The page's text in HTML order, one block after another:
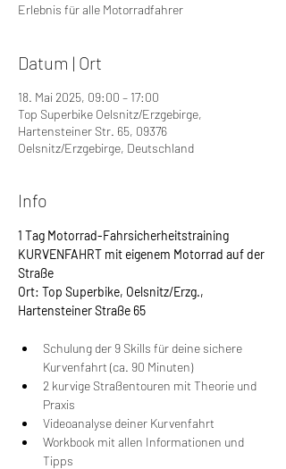
Erlebnis für alle Motorradfahrer
Datum | Ort
18. Mai 2025, 09:00 – 17:00
Top Superbike Oelsnitz/Erzgebirge,
Hartensteiner Str. 65, 09376
Oelsnitz/Erzgebirge, Deutschland
Info
1 Tag Motorrad-Fahrsicherheitstraining
KURVENFAHRT mit eigenem Motorrad auf der
Straße
Ort: Top Superbike, Oelsnitz/Erzg.,
Hartensteiner Straße 65
Schulung der 9 Skills für deine sichere
Kurvenfahrt (ca. 90 Minuten)
2 kurvige Straßentouren mit Theorie und
Praxis
Videoanalyse deiner Kurvenfahrt
Workbook mit allen Informationen und
Tipps